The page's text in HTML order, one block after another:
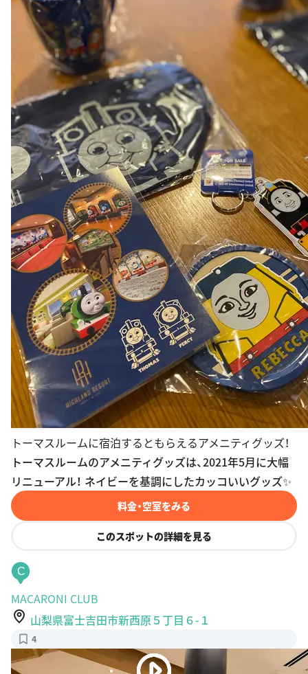
トーマスルームに宿泊するともらえるアメニティグッズ！
トーマスルームのアメニティグッズは、2021年5月に大幅
リニューアル！ ネイビーを基調にしたカッコいいグッズ✨
料金・空室をみる
このスポットの詳細を見る
C
MACARONI CLUB
山梨県富士吉田市新西原５丁目６-１
4